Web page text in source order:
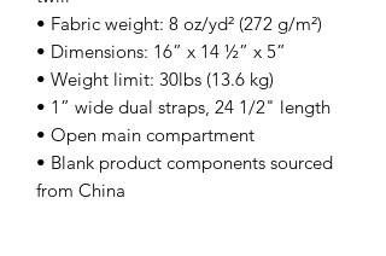
• Fabric weight: 8 oz/yd² (272 g/m²)
• Dimensions: 16” x 14 ½” x 5”
• Weight limit: 30lbs (13.6 kg)
• 1” wide dual straps, 24 1/2" length
• Open main compartment
• Blank product components sourced
from China